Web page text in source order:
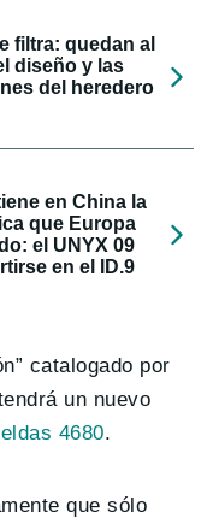
filtra: quedan al
diseño y las
del heredero
en China la
que Europa
el UNYX 09
en el ID.9
catalogado por
un nuevo
4680.
que sólo